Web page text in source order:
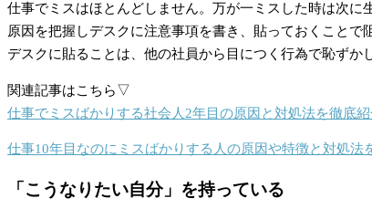
仕事でミスはほとんどしません。万が一ミスした時は次に
原因を把握しデスクに注意事項を書き、貼っておくことで
デスクに貼ることは、他の社員から目につく行為で恥ず
関連記事はこちら▽
仕事でミスばかりする社会人2年目の原因と対処法を徹底紹
仕事10年目なのにミスばかりする人の原因や特徴と対処法
「こうなりたい自分」を持っている